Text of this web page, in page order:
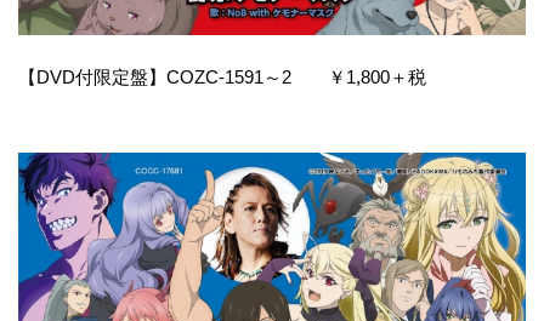
【DVD付限定盤】COZC-1591～2 ￥1,800＋税